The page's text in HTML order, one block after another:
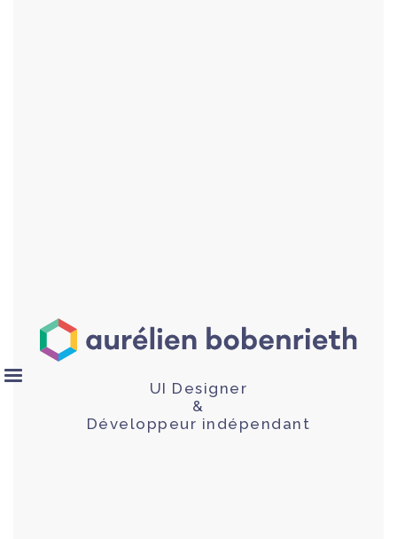
UI Designer
&
Développeur indépendant